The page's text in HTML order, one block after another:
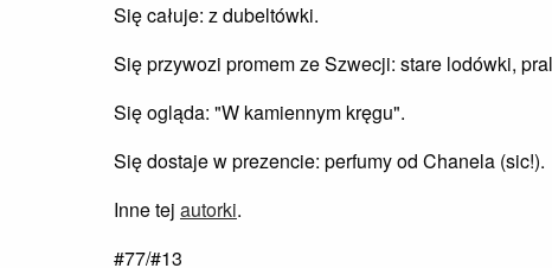
Się całuje: z dubeltówki.
Się przywozi promem ze Szwecji: stare lodówki,
Się ogląda: "W kamiennym kręgu".
Się dostaje w prezencie: perfumy od Chanela (sic!).
Inne tej autorki.
#77/#13